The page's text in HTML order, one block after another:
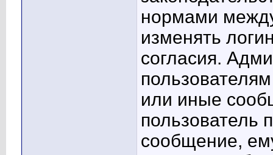
нормами
изменять
согласия.
или иные
пользователь
сообщение,